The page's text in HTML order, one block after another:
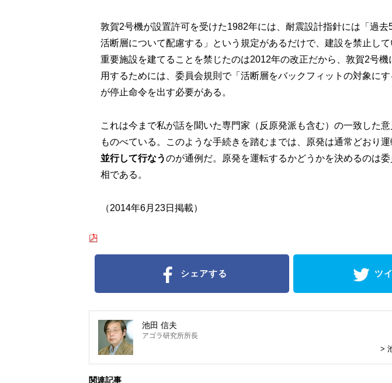
敦賀2号機が設置許可を受けた1982年には、耐震設計指針には「過去
活断層について配慮する」という規定があるだけで、建設を禁止し
重要施設を建てることを禁じたのは2012年の改正だから、敦賀2号機
用するためには、委員会規則で「活断層をバックフィットの対象に
が停止命令を出す必要がある。
これは今まで私が話を聞いた専門家（反原発派も含む）の一致した意
ものべている。このような手続きを踏むまでは、原発は通常どおり
並行して行なうのが通例だ。原発を運転するかどうかを決めるのは
相である。
（2014年6月23日掲載）
シェアする ツ
池田 信夫
アゴラ研究所所長
>
関連記事